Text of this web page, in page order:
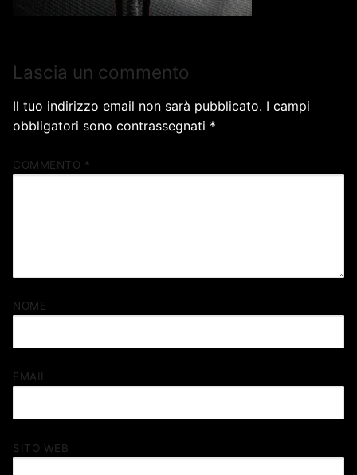
Lascia un commento
Il tuo indirizzo email non sarà pubblicato. I campi
obbligatori sono contrassegnati *
COMMENTO *
NOME
EMAIL
SITO WEB